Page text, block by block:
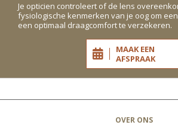
Je opticien controleert of de lens
fysiologische kenmerken van je oog om
een optimaal draagcomfort te verzekeren.
MAAK EEN
AFSPRAAK
OVER ONS